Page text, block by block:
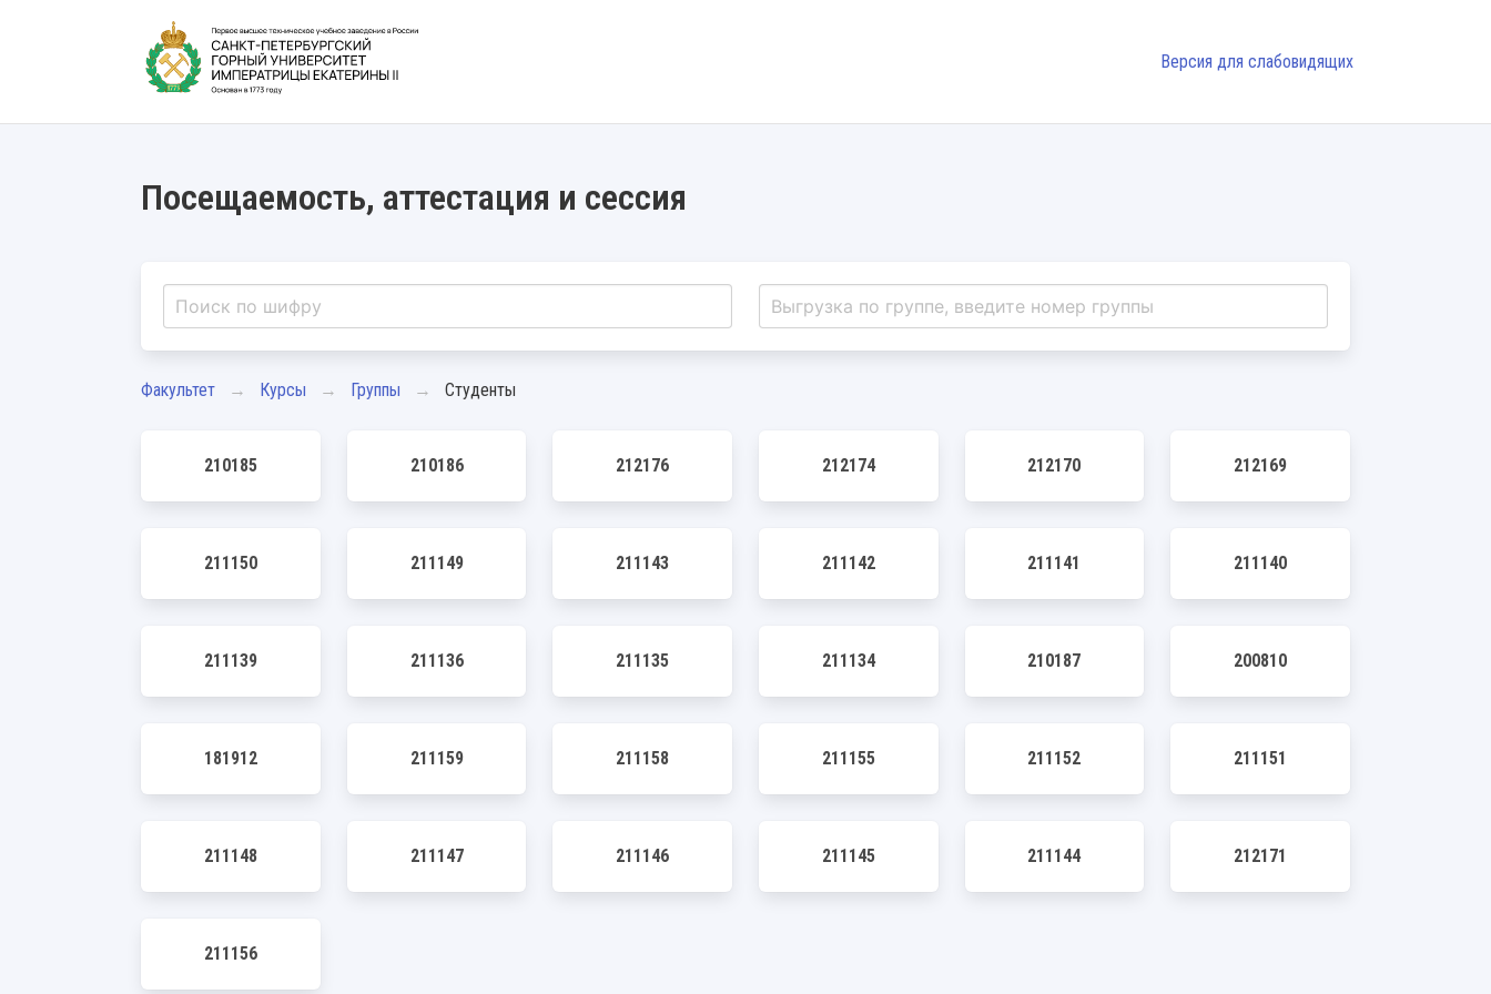
Версия для слабовидящих
Посещаемость, аттестация и сессия
Факультет Курсы Группы Студенты
210185 210186 212176 212174 212170 212169
211150 211149 211143 211142 211141 211140
211139 211136 211135 211134 210187 200810
181912 211159 211158 211155 211152 211151
211148 211147 211146 211145 211144 212171
211156